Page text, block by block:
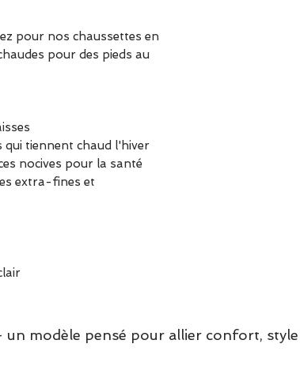
pour nos chaussettes en
pour des pieds au
qui tiennent chaud l'hiver
nocives pour la santé
extra-fines et
un modèle pensé pour allier confort,